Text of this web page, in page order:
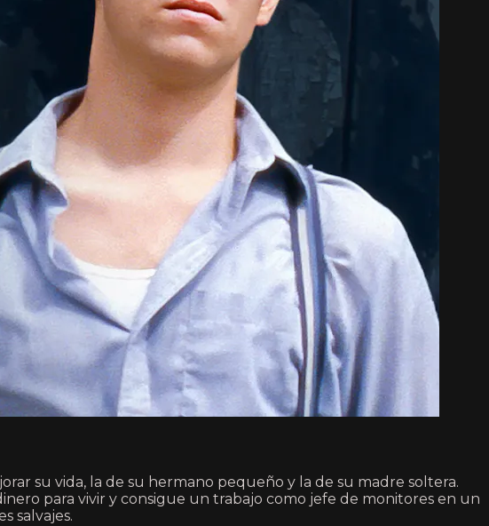
su vida, la de su hermano pequeño y la de su madre soltera.
para vivir y consigue un trabajo como jefe de monitores en un
salvajes.